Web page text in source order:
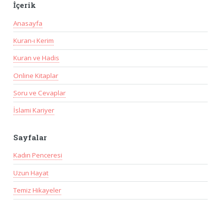
İçerik
Anasayfa
Kuran-ı Kerim
Kuran ve Hadis
Online Kitaplar
Soru ve Cevaplar
İslami Kariyer
Sayfalar
Kadın Penceresi
Uzun Hayat
Temiz Hikayeler